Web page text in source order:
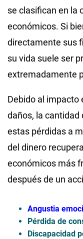
se clasifican en la
económicos. Si
directamente sus
su vida suele ser
extremadamente
Debido al impacto
daños, la cantidad
estas pérdidas a
del dinero
económicos más
después de un
Angustia
Pérdida de
Discapacidad